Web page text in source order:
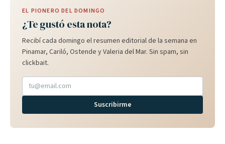
EL PIONERO DEL DOMINGO
¿Te gustó esta nota?
Recibí cada domingo el resumen editorial de la semana en
Pinamar, Cariló, Ostende y Valeria del Mar. Sin spam, sin
clickbait.
Suscribirme